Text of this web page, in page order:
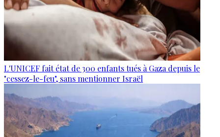
L'UNICEF fait état de 300 enfants tués à Gaza depuis le
"cessez-le-feu", sans mentionner Israël